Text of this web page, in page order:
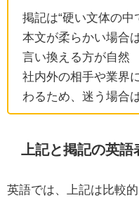
掲記は“硬い文体の中
本文が柔らかい場合
言い換える方が自然
社内外の相手や業界
わるため、迷う場合
上記と掲記の英語
英語では、上記は比較